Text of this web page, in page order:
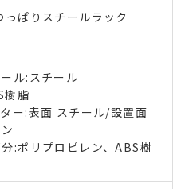
ぱりスチールラック
ル:スチール
樹脂
ー:表面 スチール/設置面
:ポリプロピレン、ABS樹